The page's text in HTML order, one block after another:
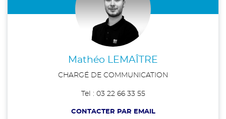
Mathéo LEMAÎTRE
CHARGÉ DE COMMUNICATION
Tel : 03 22 66 33 55
CONTACTER PAR EMAIL